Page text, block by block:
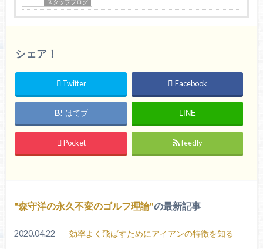
スタッフブログ
シェア！
Twitter Facebook
はてブ LINE
Pocket feedly
森守洋の永久不変のゴルフ理論 の最新記事
2020.04.22 効率よく飛ばすためにアイアンの特徴を知る